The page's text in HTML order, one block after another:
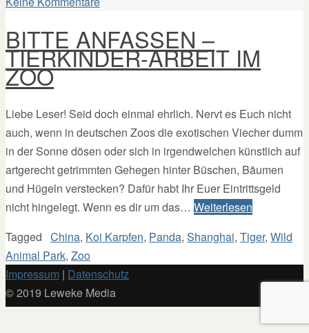
BITTE ANFASSEN –
TIERKINDER-ARBEIT IM
ZOO
Liebe Leser! Seid doch einmal ehrlich. Nervt es Euch nicht
auch, wenn in deutschen Zoos die exotischen Viecher dumm
in der Sonne dösen oder sich in irgendwelchen künstlich auf
artgerecht getrimmten Gehegen hinter Büschen, Bäumen
und Hügeln verstecken? Dafür habt Ihr Euer Eintrittsgeld
nicht hingelegt. Wenn es dir um das… Weiterlesen
Tagged China, Koi Karpfen, Panda, Shanghai, Tiger, Wild
Animal Park, Zoo
Impressum | Datenschutz
© 2019 Leweke Media